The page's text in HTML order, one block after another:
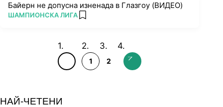
Байерн не допусна изненада в Глазгоу (ВИДЕО)
ПОВЕЧЕ ОТ
ШАМПИОНСКА ЛИГА add favorites
1 2
НАЙ-ЧЕТЕНИ